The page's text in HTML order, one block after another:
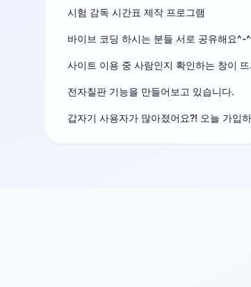
시험 감독 시간표 제작 프로그램
바이브 코딩 하시는 분들 서로 공유해요^-^
전자칠판 기능을 만들어보고 있습니다.